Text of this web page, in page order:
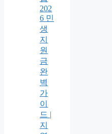
202
6 민
생
지
원
금
완
벽
가
이
드 |
지